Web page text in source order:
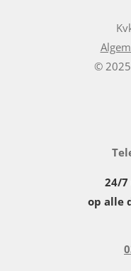
©
24/
op alle